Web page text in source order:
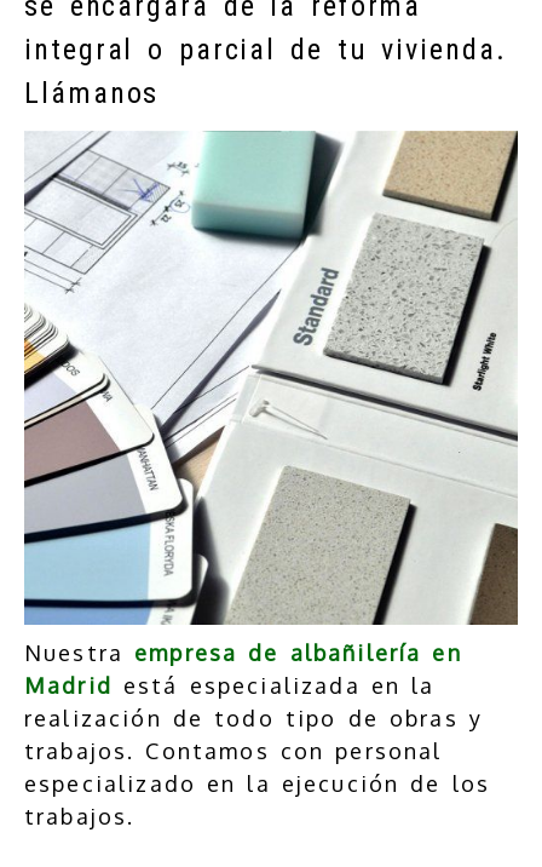
integral o parcial de tu vivienda.
Llámanos
Nuestra empresa de albañilería en
Madrid está especializada en la
realización de todo tipo de obras y
trabajos. Contamos con personal
especializado en la ejecución de los
trabajos.